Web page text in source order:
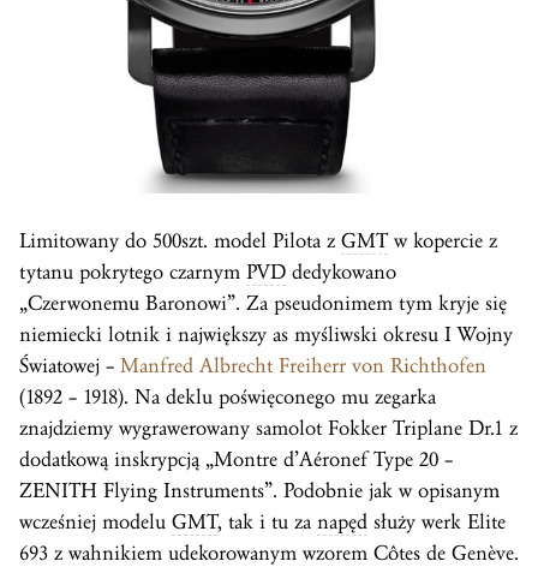
Limitowany do 500szt. model Pilota z GMTw kopercie z
tytanu pokrytego czarnym PVD dedykowano
„Czerwonemu Baronowi”. Za pseudonimem tym kryje się
niemiecki lotnik i największy as myśliwski okresu I Wojny
Światowej – Manfred Albrecht Freiherr von Richthofen
(1892 – 1918). Na deklu poświęconego mu zegarka
znajdziemy wygrawerowany samolot Fokker Triplane Dr.1 z
dodatkową inskrypcją „Montre d’Aéronef Type 20 –
ZENITH Flying Instruments”. Podobnie jak w opisanym
wcześniej modelu GMT, tak i tu za napęd służy werk Elite
693 z wahnikiem udekorowanym wzorem Côtes de Genève.